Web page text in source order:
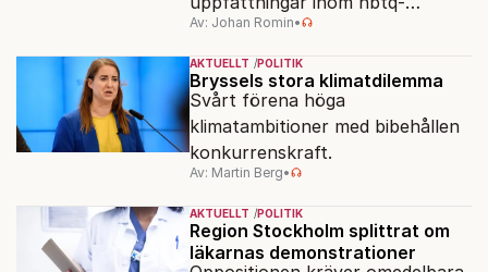
rörelsen. "Vi har inga problem
med transpersoner", säger
ordföranden Linn Saarinen.
Av: Johan Romin•
AKTUELLT POLITIK
Bryssels stora klimatdilemma
Svårt förena höga
klimatambitioner med bibehållen
konkurrenskraft.
Av: Martin Berg•
AKTUELLT POLITIK
Region Stockholm splittrat om
läkarnas demonstrationer